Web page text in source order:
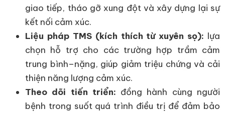
giao tiếp, tháo gỡ xung đột và xây dựng lại sự
kết nối cảm xúc.
Liệu pháp TMS (kích thích từ xuyên sọ): lựa
chọn hỗ trợ cho các trường hợp trầm cảm
trung bình–nặng, giúp giảm triệu chứng và cải
thiện năng lượng cảm xúc.
Theo dõi tiến triển: đồng hành cùng người
bệnh trong suốt quá trình điều trị để đảm bảo